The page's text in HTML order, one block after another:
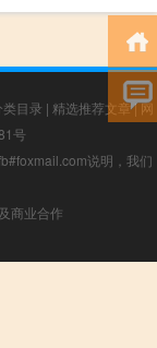
目录 | 精选推荐文章|网
号
说明，我们
商业合作